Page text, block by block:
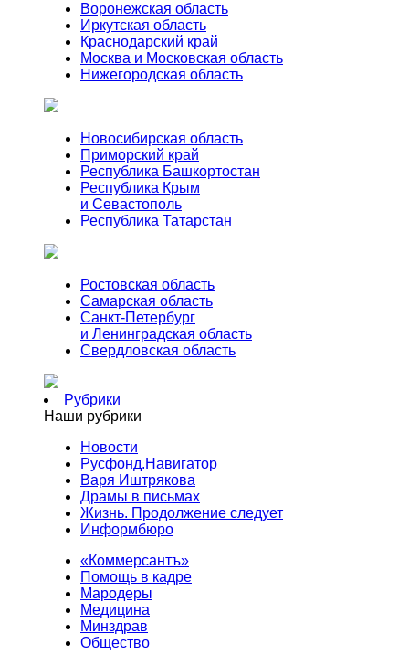
Воронежская область
Иркутская область
Краснодарский край
Москва и Московская область
Нижегородская область
Новосибирская область
Приморский край
Республика Башкортостан
Республика Крым
и Севастополь
Республика Татарстан
Ростовская область
Самарская область
Санкт-Петербург
и Ленинградская область
Свердловская область
Рубрики
Наши рубрики
Новости
Русфонд.Навигатор
Варя Иштрякова
Драмы в письмах
Жизнь. Продолжение следует
Информбюро
«Коммерсантъ»
Помощь в кадре
Мародеры
Медицина
Минздрав
Общество